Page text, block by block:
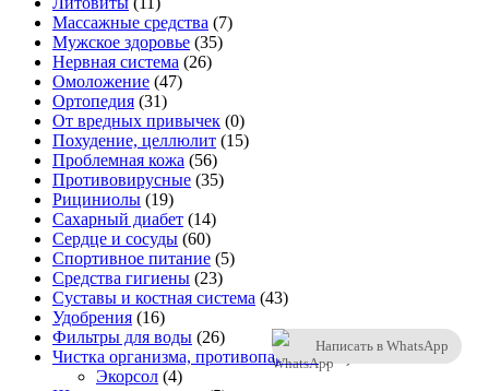
Массажные средства (7)
Мужское здоровье (35)
Нервная система (26)
Омоложение (47)
Ортопедия (31)
От вредных привычек (0)
Похудение, целлюлит (15)
Проблемная кожа (56)
Противовирусные (35)
Рициниолы (19)
Сахарный диабет (14)
Сердце и сосуды (60)
Спортивное питание (5)
Средства гигиены (23)
Суставы и костная система (43)
Удобрения (16)
Фильтры для воды (26)
Чистка организма, противопаразит. (46)
Экорсол (4)
Написать в WhatsApp